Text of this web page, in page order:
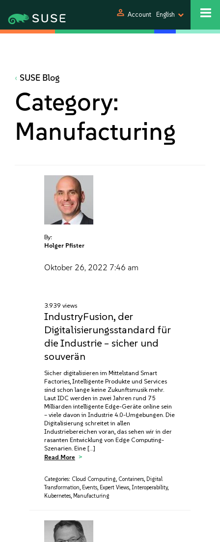
person Account English
SUSE Blog
Category:
Manufacturing
By:
Holger Pfister
Oktober 26, 2022 7:46 am
3.939 views
IndustryFusion, der
Digitalisierungsstandard für
die Industrie – sicher und
souverän
Sicher digitalisieren im Mittelstand Smart
Factories, Intelligente Produkte und Services
sind schon lange keine Zukunftsmusik mehr.
Laut IDC werden in zwei Jahren rund 75
Milliarden intelligente Edge-Geräte online sein
– viele davon in Industrie 4.0-Umgebungen. Die
Digitalisierung schreitet in allen
Industriebereichen voran, das sehen wir in der
rasanten Entwicklung von Edge Computing-
Szenarien. Eine […]
Read More
Categories: Cloud Computing, Containers, Digital
Transformation, Events, Expert Views, Interoperability,
Kubernetes, Manufacturing